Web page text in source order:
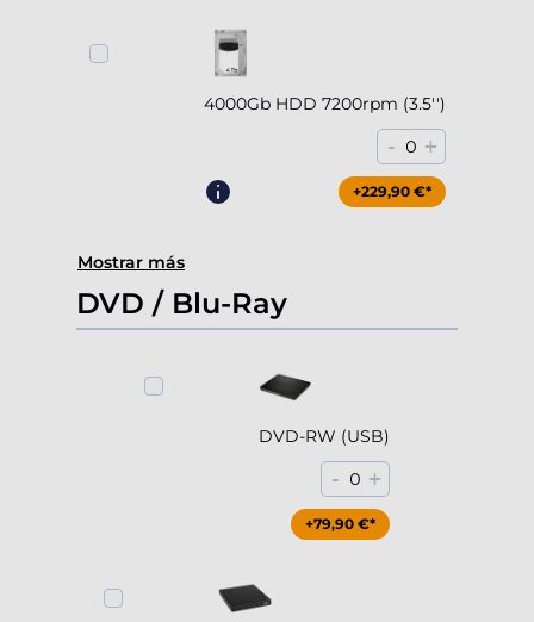
4000Gb HDD 7200rpm (3.5'')
- 0 +
+229,90 €*
Mostrar más
DVD / Blu-Ray
DVD-RW (USB)
- 0 +
+79,90 €*